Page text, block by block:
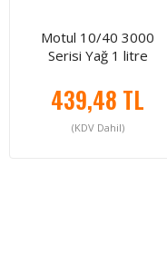
Motul 10/40 3000
Serisi Yağ 1 litre
439,48 TL
(KDV Dahil)